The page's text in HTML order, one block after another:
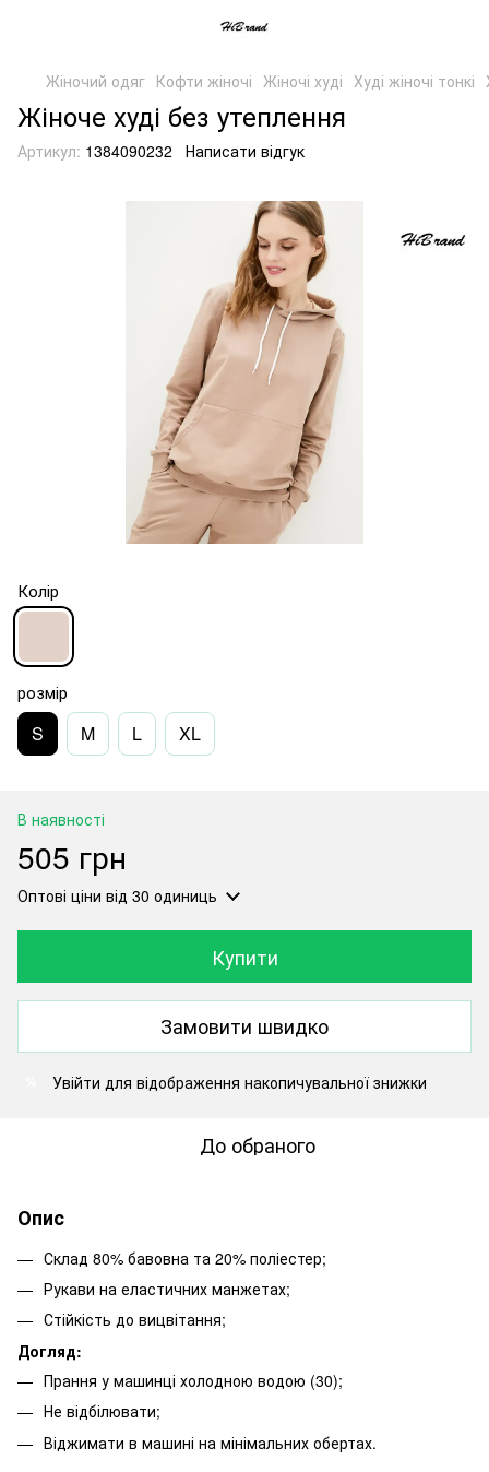
Жіночий одяг Кофти жіночі Жіночі худі Худі жіночі тонкі
Жіноче худі без утеплення
Артикул: 1384090232 Написати відгук
Колір
розмір
S M L XL
В наявності
505 грн
Оптові ціни від 30 одиниць
Купити
Замовити швидко
Увійти для відображення накопичувальної знижки
До обраного
Опис
Склад 80% бавовна та 20% поліестер;
Рукави на еластичних манжетах;
Стійкість до вицвітання;
Догляд:
Прання у машинці холодною водою (30);
Не відбілювати;
Віджимати в машині на мінімальних обертах.